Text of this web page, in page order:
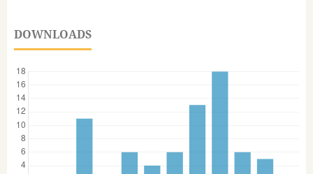
DOWNLOADS